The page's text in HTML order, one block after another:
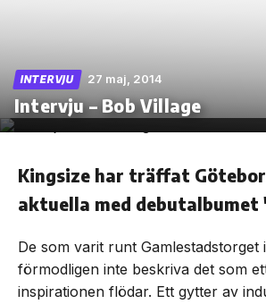
Skip
the
INTERVJU 27 maj, 2014
Intervju – Bob Village
Kingsize har träffat
aktuella med debutalbumet
De som varit runt Gamlestadstorget
förmodligen inte beskriva det som
inspirationen flödar. Ett gytter av